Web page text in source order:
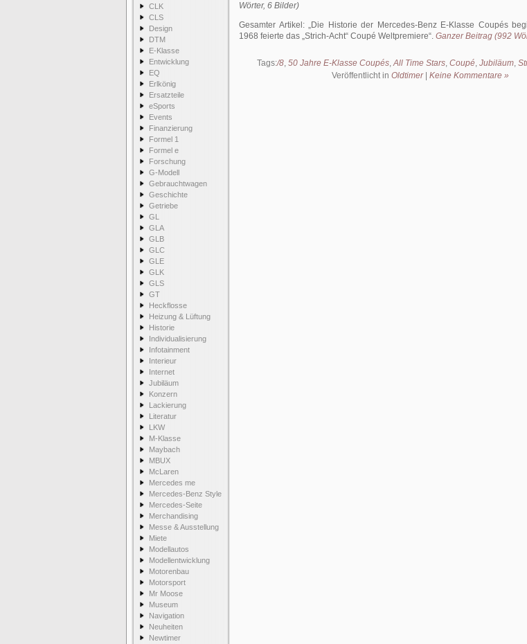
CLK
CLS
Design
DTM
E-Klasse
Entwicklung
EQ
Erlkönig
Ersatzteile
eSports
Events
Finanzierung
Formel 1
Formel e
Forschung
G-Modell
Gebrauchtwagen
Geschichte
Getriebe
GL
GLA
GLB
GLC
GLE
GLK
GLS
GT
Heckflosse
Heizung & Lüftung
Historie
Individualisierung
Infotainment
Interieur
Internet
Jubiläum
Konzern
Lackierung
Literatur
LKW
M-Klasse
Maybach
MBUX
McLaren
Mercedes me
Mercedes-Benz Style
Mercedes-Seite
Merchandising
Messe & Ausstellung
Miete
Modellautos
Modellentwicklung
Motorenbau
Motorsport
Mr Moose
Museum
Navigation
Neuheiten
Newtimer
Wörter, 6 Bilder)
Gesamter Artikel: Die Historie der Mercedes-Benz E-Klasse Coupés
1968 feierte das „Strich-Acht“ Coupé Weltpremiere . Ganzer Beitrag (992
Tags:/8, 50 Jahre E-Klasse Coupés,All Time Stars, Coupé, Jubiläum,
Veröffentlicht in Oldtimer| Keine Kommentare »